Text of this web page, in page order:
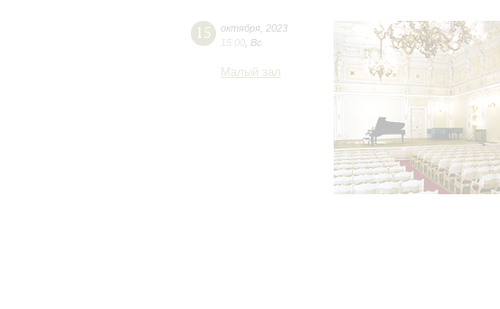
15 октября 2023
15:00 Вс
Малый зал